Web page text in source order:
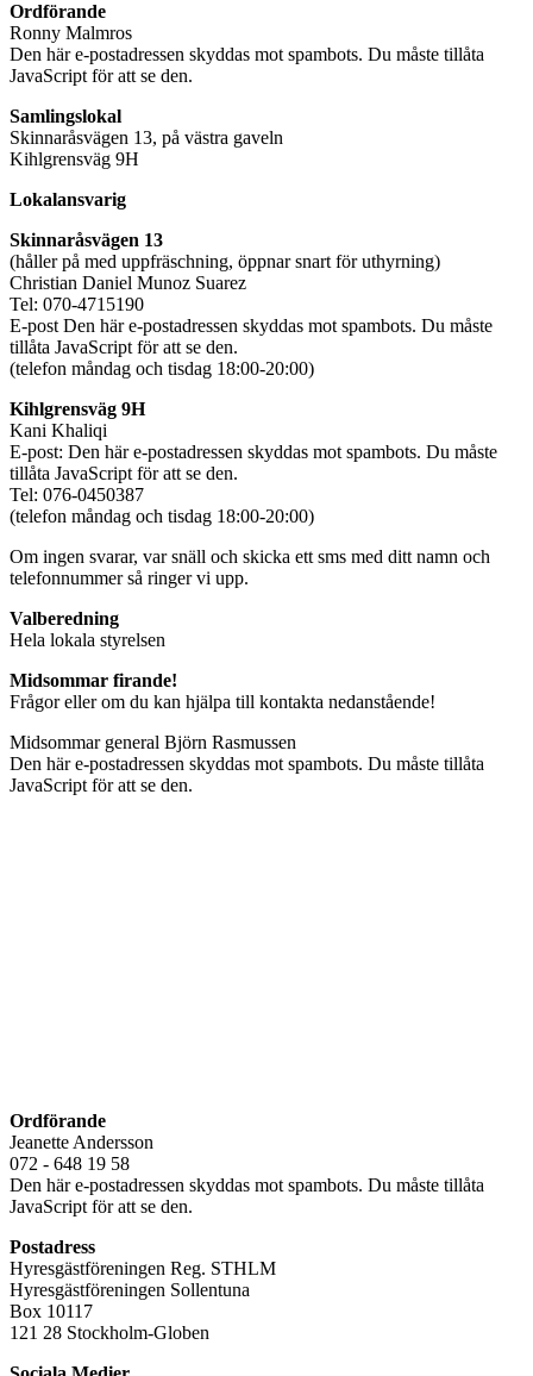
Ordförande
Ronny Malmros
Den här e-postadressen skyddas mot spambots. Du måste tillåta
JavaScript för att se den.
Samlingslokal
Skinnaråsvägen 13, på västra gaveln
Kihlgrensväg 9H
Lokalansvarig
Skinnaråsvägen 13
(håller på med uppfräschning, öppnar snart för uthyrning)
Christian Daniel Munoz Suarez
Tel: 070-4715190
E-post Den här e-postadressen skyddas mot spambots. Du måste
tillåta JavaScript för att se den.
(telefon måndag och tisdag 18:00-20:00)
Kihlgrensväg 9H
Kani Khaliqi
E-post: Den här e-postadressen skyddas mot spambots. Du måste
tillåta JavaScript för att se den.
Tel: 076-0450387
(telefon måndag och tisdag 18:00-20:00)
Om ingen svarar, var snäll och skicka ett sms med ditt namn och
telefonnummer så ringer vi upp.
Valberedning
Hela lokala styrelsen
Midsommar firande!
Frågor eller om du kan hjälpa till kontakta nedanstående!
Midsommar general Björn Rasmussen
Den här e-postadressen skyddas mot spambots. Du måste tillåta
JavaScript för att se den.
Ordförande
Jeanette Andersson
072 - 648 19 58
Den här e-postadressen skyddas mot spambots. Du måste tillåta
JavaScript för att se den.
Postadress
Hyresgästföreningen Reg. STHLM
Hyresgästföreningen Sollentuna
Box 10117
121 28 Stockholm-Globen